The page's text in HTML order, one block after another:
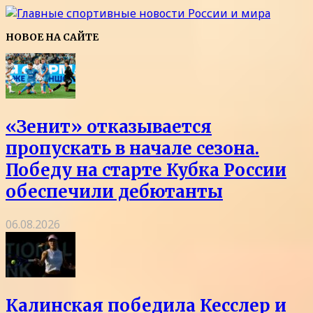
НОВОЕ НА САЙТЕ
«Зенит» отказывается
пропускать в начале сезона.
Победу на старте Кубка России
обеспечили дебютанты
06.08.2026
Калинская победила Кесслер и